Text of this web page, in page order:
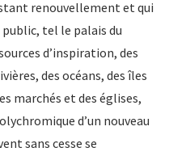
renouvellement et qui
public, tel le palais du
d’inspiration, des
des océans, des îles
marchés et des églises,
d’un nouveau
sans cesse se